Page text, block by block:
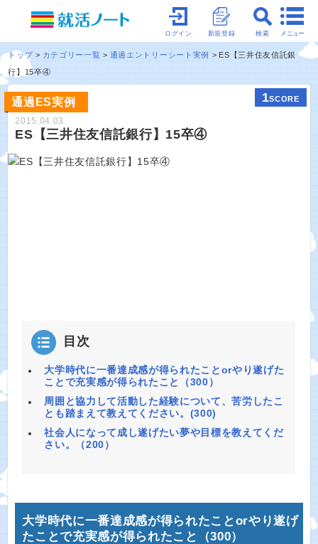
メニュー
検索
新規登録
ログイン
トップ カテゴリー一覧 通過エントリーシート実例
ES【三井住友信託銀
行】15卒④
通過ES実例 1SCORE
2015.04.03
ES【三井住友信託銀行】15卒④
目次
大学時代に一番達成感が得られたことorやり遂げた
ことで充実感が得られたこと（300）
周囲と協力して活動した経験について、苦労したこ
とも踏まえて教えてください。(300)
社会人になって成し遂げたい夢や目標を教えてくだ
さい。（200）
大学時代に一番達成感が得られたことorやり遂げ
たことで充実感が得られたこと（300）